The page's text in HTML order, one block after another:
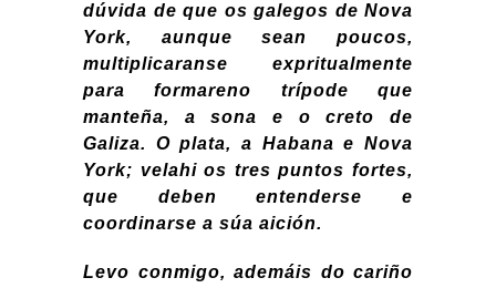
dúvida de que os galegos de Nova
York, aunque sean poucos,
multiplicaranse expritualmente
para formareno trípode que
manteña, a sona e o creto de
Galiza. O plata, a Habana e Nova
York; velahi os tres puntos fortes,
que deben entenderse e
coordinarse a súa aición.
Levo conmigo, ademáis do cariño